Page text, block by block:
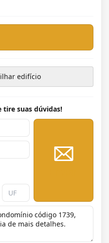
edifício
tire suas dúvidas!